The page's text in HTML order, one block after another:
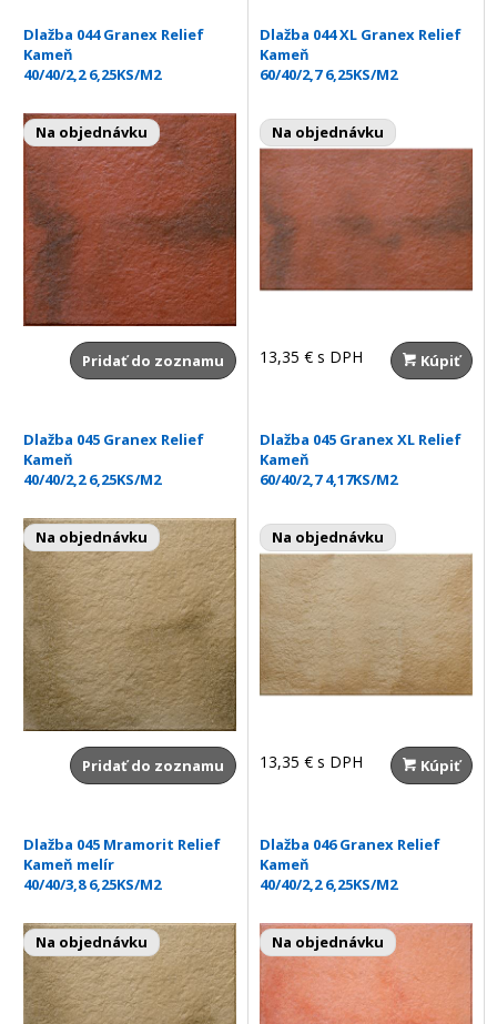
Dlažba 044 Granex Relief
Kameň
40/40/2,2 6,25KS/M2
Na objednávku
Pridať do zoznamu
Dlažba 044 XL Granex Relief
Kameň
60/40/2,7 6,25KS/M2
Na objednávku
13,35 € s DPH Kúpiť
Dlažba 045 Granex Relief
Kameň
40/40/2,2 6,25KS/M2
Na objednávku
Pridať do zoznamu
Dlažba 045 Granex XL Relief
Kameň
60/40/2,7 4,17KS/M2
Na objednávku
13,35 € s DPH Kúpiť
Dlažba 045 Mramorit Relief
Kameň melír
40/40/3,8 6,25KS/M2
Na objednávku
Dlažba 046 Granex Relief
Kameň
40/40/2,2 6,25KS/M2
Na objednávku